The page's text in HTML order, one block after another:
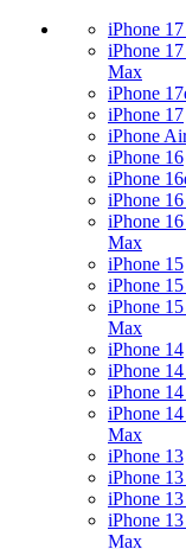
iPhone
iPhone
Max
iPhone
iPhone 17
iPhone
iPhone 16
iPhone
iPhone
iPhone
Max
iPhone 15
iPhone
iPhone
Max
iPhone 14
iPhone
iPhone
iPhone
Max
iPhone 13
iPhone
iPhone
iPhone
Max